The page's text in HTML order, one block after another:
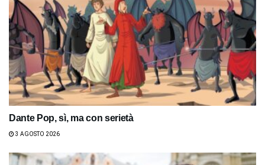
Dante Pop, sì, ma con serietà
3 AGOSTO 2026